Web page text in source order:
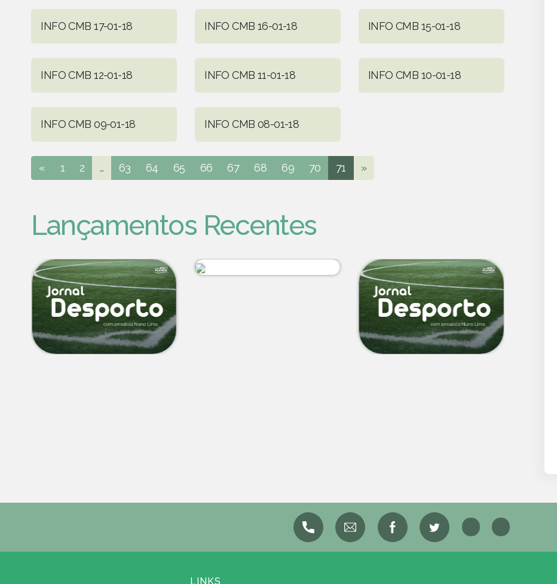
INFO CMB 17-01-18 INFO CMB 16-01-18 INFO CMB 15-01-18
INFO CMB 12-01-18 INFO CMB 11-01-18 INFO CMB 10-01-18
INFO CMB 09-01-18 INFO CMB 08-01-18
« 1 2 ... 63 64 65 66 67 68 69 70 71 »
Lançamentos Recentes
LINKS